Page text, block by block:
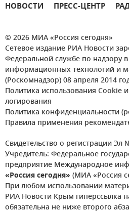
НОВОСТИ ПРЕСС-ЦЕНТР
© 2026 МИА «Россия сегодня»
Сетевое издание РИА Новости
Федеральной службе по надзору
информационных технологий и
(Роскомнадзор) 08 апреля 2014
Политика использования Cookie
логирования
Политика конфиденциальности
Правила применения
Свидетельство о регистрации Эл
Учредитель: Федеральное
предприятие Международное
«Россия сегодня» (МИА «Россия
При любом использовании
РИА Новости Крым гиперссылка
обязательна не ниже второго